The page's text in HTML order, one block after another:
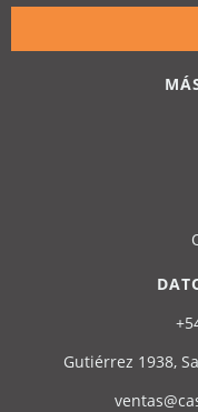
Gutiérrez 1938,